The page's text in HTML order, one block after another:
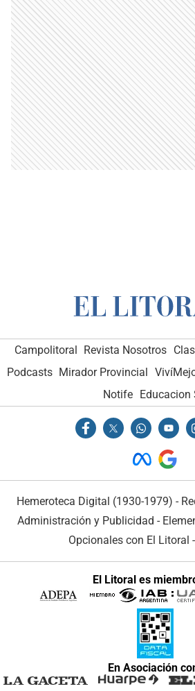
Campolitoral Revista Nosotros
Podcasts Mirador Provincial
Notife Educacion
Hemeroteca Digital (1930-1979) -
Administración y Publicidad -
Opcionales con El Litoral -
El Litoral es
En Asociación